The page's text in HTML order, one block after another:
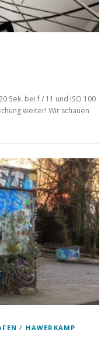
Sek. bei f / 11 und ISO 100
weiter! Wir schauen
/ HAWERKAMP